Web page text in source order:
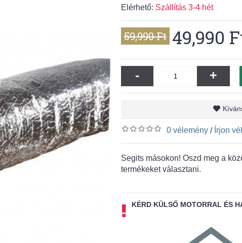
Elérhető: Szállítás 3-4 hét
59,990 Ft 49,990
- +
0 vélemény / Írjon
Segits másokon! Oszd meg a
termékeket választani.
KÉRD KÜLSŐ MOTORRAL ÉS